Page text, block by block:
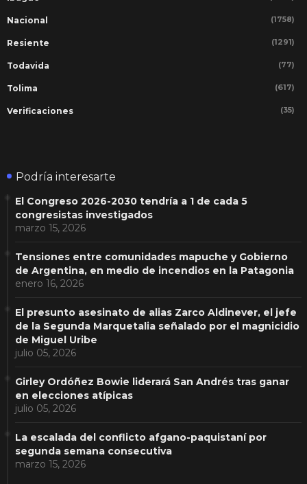
Nacional (1758)
Resiente (1291)
Todavida (77)
Tolima (617)
Verificaciones (35)
Podría interesarte
El Congreso 2026-2030 tendría a 1 de cada 5
congresistas investigados
marzo 15, 2026
Tensiones entre comunidades mapuche y Gobierno
de Argentina, en medio de incendios en la Patagonia
enero 16, 2026
El presunto asesinato de alias Zarco Aldinever, el jefe
de la Segunda Marquetalia señalado por el magnicidio
de Miguel Uribe
julio 05, 2026
Girley Ordóñez Bowie liderará San Andrés tras ganar
en elecciones atípicas
julio 05, 2026
La escalada del conflicto afgano-paquistaní por
segunda semana consecutiva
marzo 15, 2026